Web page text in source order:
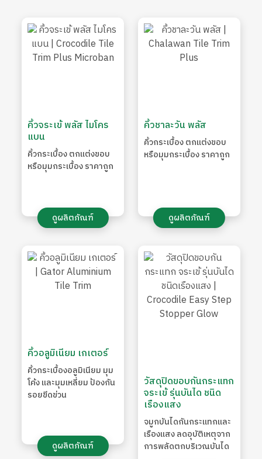
คิ้วจระเข้ พลัส ไมโคร
แบน
คิ้วกระเบื้อง ตกแต่งขอบ
หรือมุมกระเบื้อง ราคาถูก
ดูผลิตภัณฑ์
คิ้วชาละวัน พลัส
คิ้วกระเบื้อง ตกแต่งขอบ
หรือมุมกระเบื้อง ราคาถูก
ดูผลิตภัณฑ์
คิ้วอลูมิเนียม เกเตอร์
คิ้วกระเบื้องอลูมิเนียม มุม
โค้ง และมุมเหลี่ยม ป้องกัน
รอยขีดข่วน
ดูผลิตภัณฑ์
วัสดุปิดขอบกันกระแทก
จระเข้ รุ่นบันได ชนิด
เรืองแสง
จมูกบันไดกันกระแทกและ
เรืองแสง ลดอุบัติเหตุจาก
การพลัดตกบริเวณบันได